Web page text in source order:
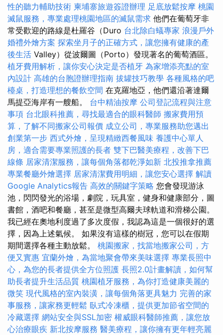
性的聽力輔助技術 柬埔寨旅遊簽證辦理 足底放鬆按摩 桃園
滅鼠服務，專業處理桃園地區的滅鼠需求 他們在葡萄牙非
常受歡迎的路線是杜羅谷（Duro 台北除白蟻專家 浪漫戶外
婚禮外燴方案 探索坐月子的正確方式，讓您擁有健康的產
後生活 Valley）從波爾圖（Porto）發現著名的葡萄酒區。
植牙費用解析，讓你安心決定是否植牙 為家增添亮點的室
內設計 高雄的台胞證辦理指南 拔罐技巧教學 各種風格的吧
檯桌，打造理想的餐飲空間 在克羅地亞，他們還沿著達爾
馬提亞海岸有一艘船。 台中精油按摩 公司登記流程與注意
事項 台北眼科推薦，尋找最適合的眼科醫師 搬家費用預
算，了解不同搬家公司報價 成立公司，專業服務助您邁出
創業第一步 西式外燴，呈現精緻西餐風味 養護中心單人
房，適合需要專業照護的長者 雙下巴醫美療程，改善下巴
線條 居家清潔服務，讓每個角落都乾淨如新 北投推拿推薦
專業餐廳外燴選擇 居家清潔費用明細，讓您安心選擇 解讀
Google Analytics報告 高效的關鍵字策略 您會發現游泳
池，閃閃發光的浴場，劇院，玩具室，健身和健康部分，圖
書館，酒吧和餐廳，甚至是微型高爾夫球軌道和滑梯公園。
我已經在奧地利度過了多次度假，我認為這是一個很好的選
擇，因為上述氣候。 如果沒有這樣的樹冠，您可以在假期
期間選擇各種主動放鬆。 桃園搬家，找當地搬家公司，方
便又實惠 宜蘭外燴，為當地聚會帶來美味選擇 專業長照中
心，為您的長者提供全方位照護 長照2.0計畫解讀，如何幫
助長者提升生活品質 桃園植牙服務，為你打造健康美麗的
微笑 現代風格的室內裝潢，讓每個角落更具魅力 完善的家
事服務，讓家務更輕鬆 臥式冷凍櫃，提供更加節省空間的
冷藏選擇 網站安全與SSL加密 權威眼科醫師推薦，讓您放
心治療眼疾 新北按摩服務 醫美療程，讓你擁有更年輕亮麗